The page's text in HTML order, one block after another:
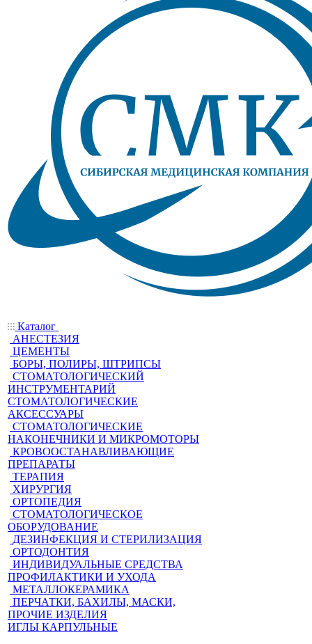
Каталог
АНЕСТЕЗИЯ
ЦЕМЕНТЫ
БОРЫ, ПОЛИРЫ, ШТРИПСЫ
СТОМАТОЛОГИЧЕСКИЙ
ИНСТРУМЕНТАРИЙ
СТОМАТОЛОГИЧЕСКИЕ
АКСЕССУАРЫ
СТОМАТОЛОГИЧЕСКИЕ
НАКОНЕЧНИКИ И МИКРОМОТОРЫ
КРОВООСТАНАВЛИВАЮЩИЕ
ПРЕПАРАТЫ
ТЕРАПИЯ
ХИРУРГИЯ
ОРТОПЕДИЯ
СТОМАТОЛОГИЧЕСКОЕ
ОБОРУДОВАНИЕ
ДЕЗИНФЕКЦИЯ И СТЕРИЛИЗАЦИЯ
ОРТОДОНТИЯ
ИНДИВИДУАЛЬНЫЕ СРЕДСТВА
ПРОФИЛАКТИКИ И УХОДА
МЕТАЛЛОКЕРАМИКА
ПЕРЧАТКИ, БАХИЛЫ, МАСКИ,
ПРОЧИЕ ИЗДЕЛИЯ
ИГЛЫ КАРПУЛЬНЫЕ